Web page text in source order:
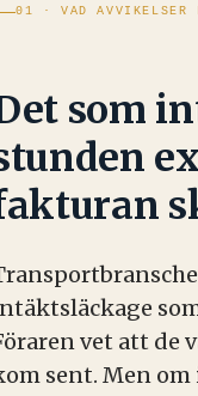
01 · VAD AVVIKELSER
som
vet att de
sent. Men